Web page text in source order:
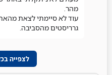
מהר.
עוד לא סיימתי לצאת
גרריסטים מהסביבה.
לצפייה